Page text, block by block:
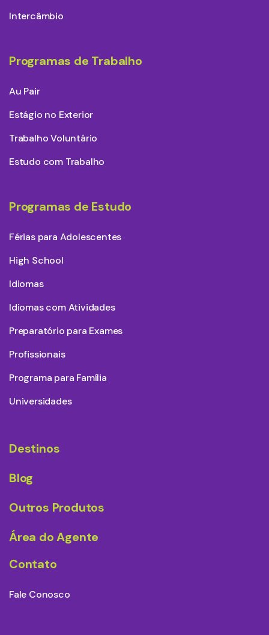
Intercâmbio
Programas de Trabalho
Au Pair
Estágio no Exterior
Trabalho Voluntário
Estudo com Trabalho
Programas de Estudo
Férias para Adolescentes
High School
Idiomas
Idiomas com Atividades
Preparatório para Exames
Profissionais
Programa para Família
Universidades
Destinos
Blog
Outros Produtos
Área do Agente
Contato
Fale Conosco